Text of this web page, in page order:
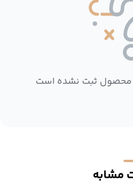
محصول ثبت نشده است
مشابه